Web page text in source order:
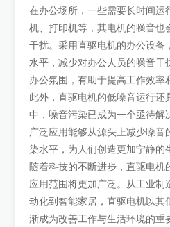
在办公场所，一些需要长时间运
机、打印机等，其电机的噪音也
干扰。采用直驱电机的办公设备
水平，减少对办公人员的噪音干
办公氛围，有助于提高工作效率
此外，直驱电机的低噪音运行还
中，噪音污染已成为一个亟待解
广泛应用能够从源头上减少噪音
染水平，为人们创造更加宁静的
随着科技的不断进步，直驱电机
应用范围将更加广泛。从工业制
动化到智能家居，直驱电机以其
渐成为改善工作与生活环境的重